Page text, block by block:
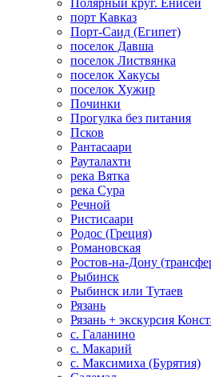
Полярный круг. Енисей
порт Кавказ
Порт-Саид (Египет)
поселок Давша
поселок Листвянка
поселок Хакусы
поселок Хужир
Починки
Прогулка без питания
Псков
Рантасаари
Рауталахти
река Вятка
река Сура
Речной
Ристисаари
Родос (Греция)
Романовская
Ростов-на-Дону
Рыбинск
Рыбинск или Тутаев
Рязань
Рязань + экскурсия
с. Галанино
с. Макарий
с. Максимиха (Бурятия)